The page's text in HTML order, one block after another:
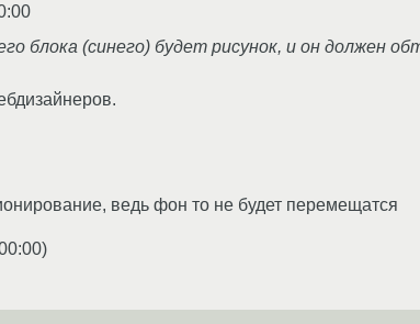
блока (синего) будет рисунок, и он должен
ведь фон то не будет перемещатся
)